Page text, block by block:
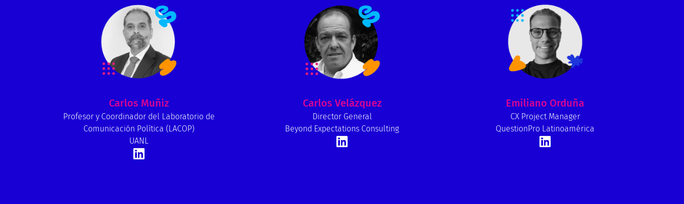
Carlos Muñiz
Profesor y Coordinador del Laboratorio de
Comunicación Política (LACOP)
UANL
Carlos Velázquez
Director General
Beyond Expectations Consulting
Emiliano Orduña
CX Project Manager
QuestionPro Latinoamérica